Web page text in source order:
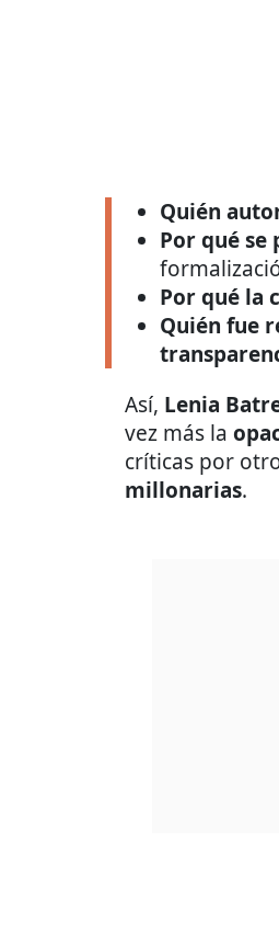
Quién
Por qué
Por qué la
Quién fue
Así, Lenia
vez más la
críticas por
millonarias.